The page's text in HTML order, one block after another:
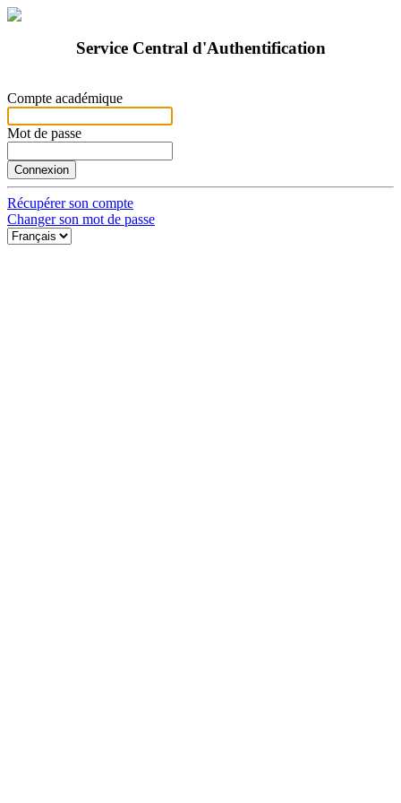
Service Central d'Authentification
Compte académique
Mot de passe
Récupérer son compte
Changer son mot de passe